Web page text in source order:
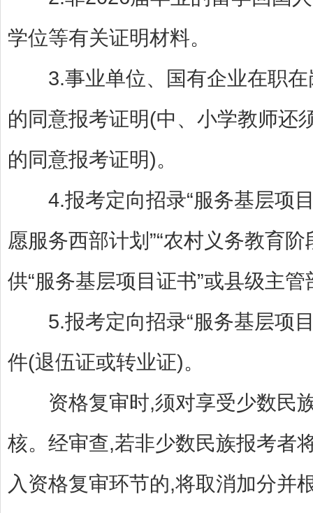
学位等有关证明材料。
3.事业单位、国有企业在职在
的同意报考证明(中、小学教师还
的同意报考证明)。
4.报考定向招录“服务基层项目
愿服务西部计划”“农村义务教育
供“服务基层项目证书”或县级主
5.报考定向招录“服务基层项目
件(退伍证或转业证)。
资格复审时,须对享受少数民族
核。经审查,若非少数民族报考者
入资格复审环节的,将取消加分并